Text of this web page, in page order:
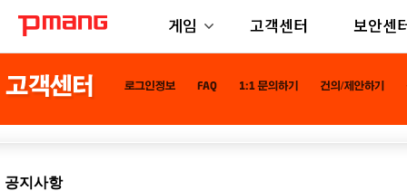
게임 고객센터 보안센
공지사항